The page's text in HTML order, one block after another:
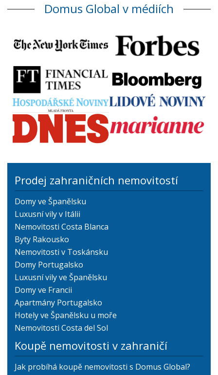
Domus Global v médiích
Prodej zahraničních nemovitostí
Domy ve Španělsku
Luxusní vily v Itálii
Nemovitosti Costa Blanca
Byty Rakousko
Nemovitosti v Toskánsku
Domy Portugalsko
Luxusní vily ve Španělsku
Domy ve Francii
Apartmány Portugalsko
Hotely ve Španělsku u moře
Nemovitosti Costa del Sol
Koupě nemovitosti v zahraničí
Jak probíhá koupě nemovitosti s Domus Global?